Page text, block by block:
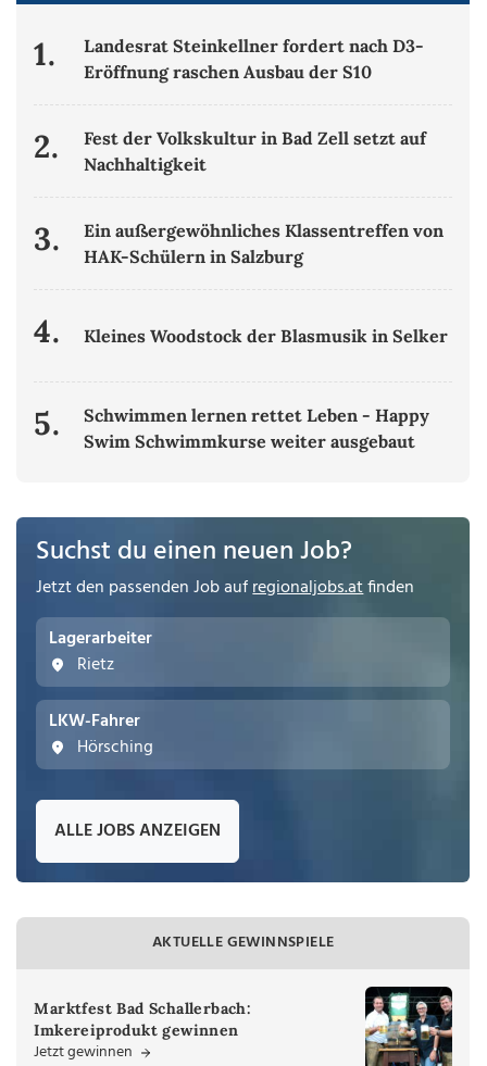
1.
Landesrat Steinkellner fordert nach D3-
Eröffnung raschen Ausbau der S10
2.
Fest der Volkskultur in Bad Zell setzt auf
Nachhaltigkeit
3.
Ein außergewöhnliches Klassentreffen von
HAK-Schülern in Salzburg
4. Kleines Woodstock der Blasmusik in Selker
5.
Schwimmen lernen rettet Leben - Happy
Swim Schwimmkurse weiter ausgebaut
Suchst du einen neuen Job?
Jetzt den passenden Job aufregionaljobs.atfinden
Lagerarbeiter
Rietz
LKW-Fahrer
Hörsching
ALLE JOBS ANZEIGEN
AKTUELLE GEWINNSPIELE
Marktfest Bad Schallerbach:
Imkereiprodukt gewinnen
Jetzt gewinnen